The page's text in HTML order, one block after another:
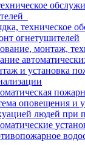
техническое
огнетушителей
монтаж,
и установка
оповещения и
людей при